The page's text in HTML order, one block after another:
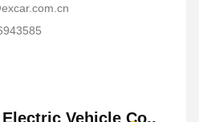
Vehicle Co.,